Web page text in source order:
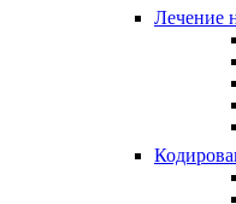
Лечение